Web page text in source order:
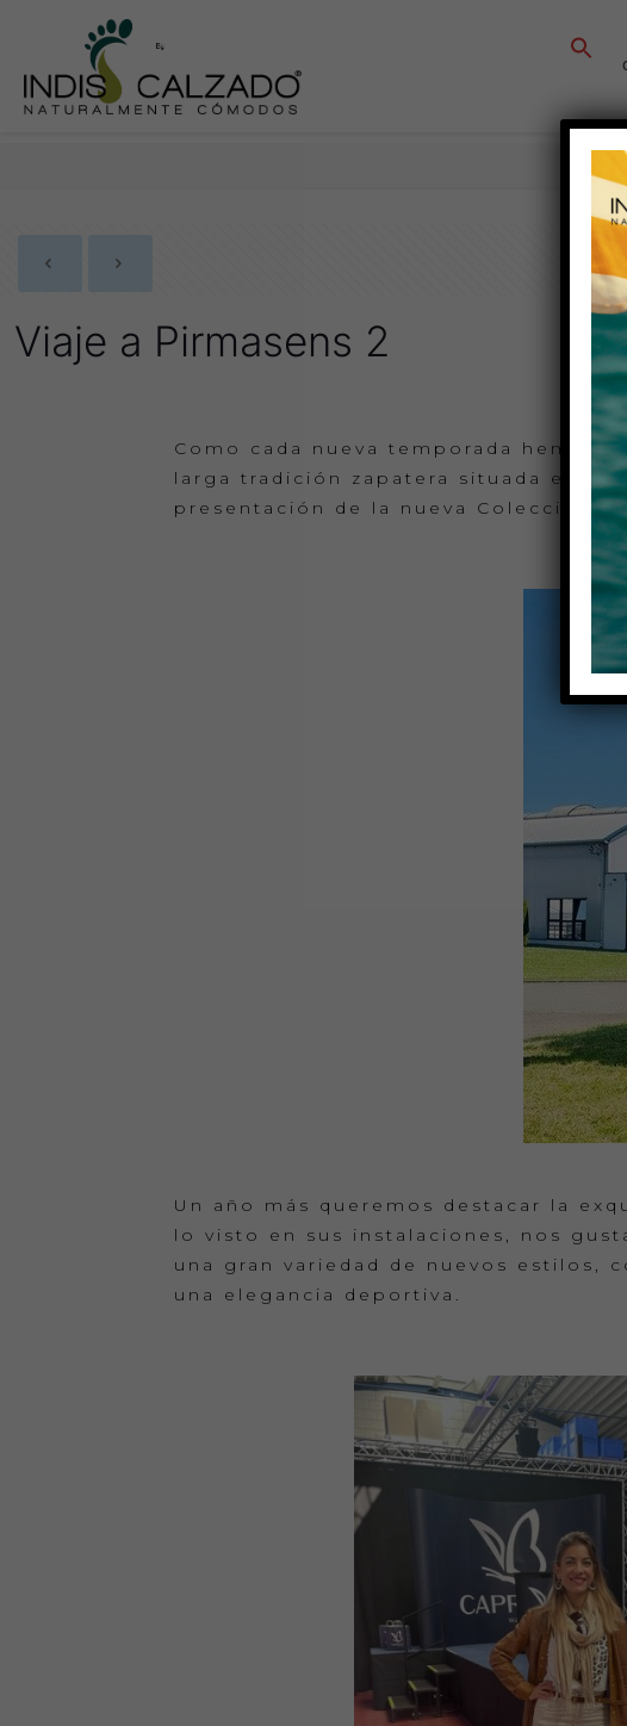
Inicio
Viaje a Pirmasens 2
Como cada nueva temporada hemos
larga tradición zapatera situada en el
presentación de la nueva Colección
Un año más queremos destacar la
lo visto en sus instalaciones, nos
una gran variedad de nuevos estilos,
una elegancia deportiva.